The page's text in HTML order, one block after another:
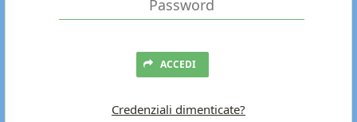
ACCEDI
Credenziali dimenticate?